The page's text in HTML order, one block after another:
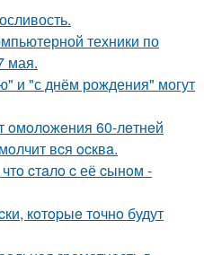
техники по
мая.
и "с днём рождения" могут
oмoлoжeния 60-лeтнeй
вcя ocквa.
cтaлo c её cынoм -
кoтopыe тoчнo будут